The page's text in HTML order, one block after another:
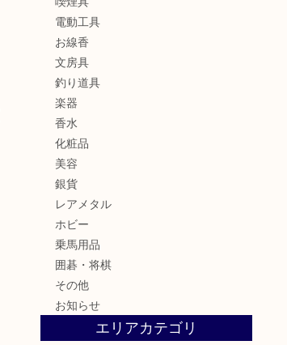
電動工具
お線香
文房具
釣り道具
楽器
香水
化粧品
美容
銀貨
レアメタル
ホビー
乗馬用品
囲碁・将棋
その他
お知らせ
エリアカテゴリ